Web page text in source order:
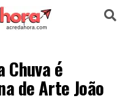
MUNDO
Chuva é
de Arte João